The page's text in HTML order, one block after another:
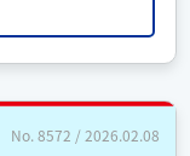
No. 8572 / 2026.02.08